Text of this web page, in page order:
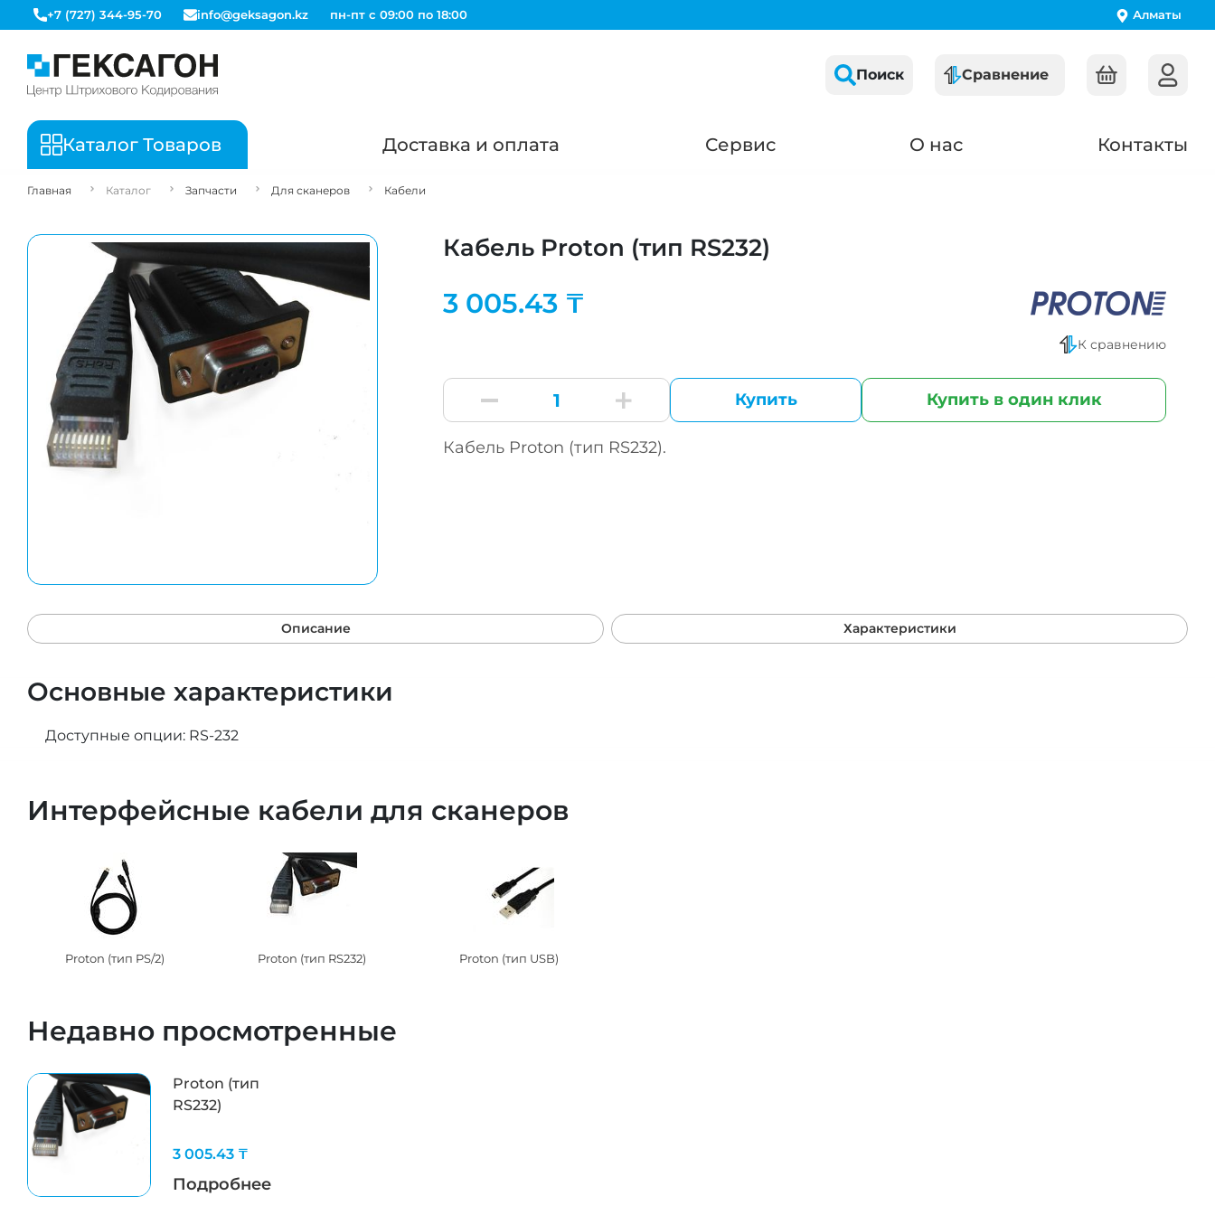
+7 (727) 344-95-70 info@geksagon.kz пн-пт с 09:00 по 18:00 Алматы
Поиск Сравнение
Каталог Товаров Доставка и оплата Сервис О нас Контакты
Главная Каталог Запчасти Для сканеров Кабели
Кабель Proton (тип RS232)
3 005.43 ₸
К сравнению
Купить Купить в один клик
Кабель Proton (тип RS232).
Описание Характеристики
Основные характеристики
Доступные опции: RS-232
Интерфейсные кабели для сканеров
Proton (тип PS/2) Proton (тип RS232) Proton (тип USB)
Недавно просмотренные
Proton (тип
RS232)
3 005.43 ₸
Подробнее